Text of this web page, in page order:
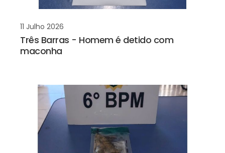
11 Julho 2026
Três Barras - Homem é detido com
maconha